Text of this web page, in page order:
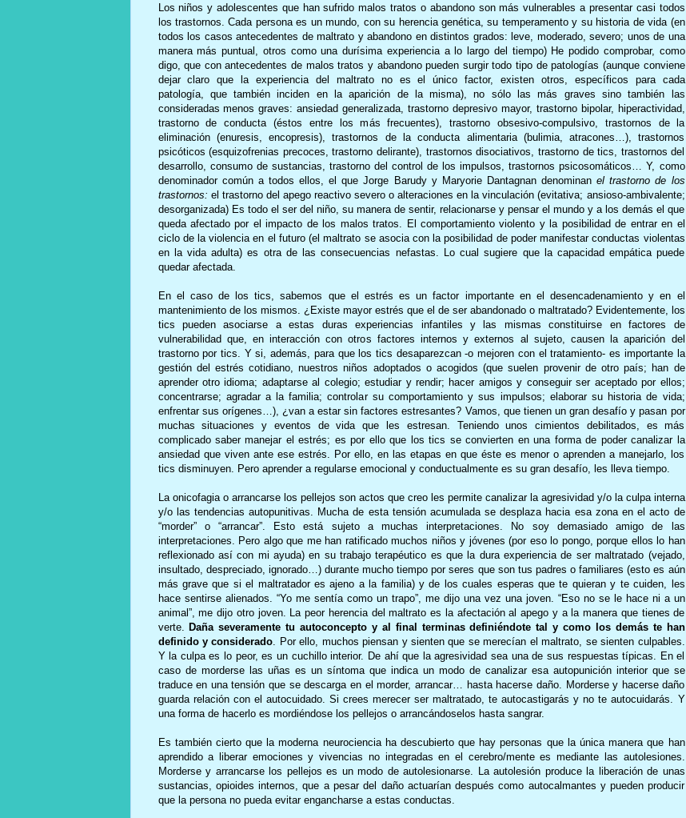
Los niños y adolescentes que han sufrido malos tratos o abandono son más vulnerables a presentar casi todos
los trastornos. Cada persona es un mundo, con su herencia genética, su temperamento y su historia de vida (en
todos los casos antecedentes de maltrato y abandono en distintos grados: leve, moderado, severo; unos de una
manera más puntual, otros como una durísima experiencia a lo largo del tiempo) He podido comprobar, como
digo, que con antecedentes de malos tratos y abandono pueden surgir todo tipo de patologías (aunque conviene
dejar claro que la experiencia del maltrato no es el único factor, existen otros, específicos para cada
patología, que también inciden en la aparición de la misma), no sólo las más graves sino también las
consideradas menos graves: ansiedad generalizada, trastorno depresivo mayor, trastorno bipolar, hiperactividad,
trastorno de conducta (éstos entre los más frecuentes), trastorno obsesivo-compulsivo, trastornos de la
eliminación (enuresis, encopresis), trastornos de la conducta alimentaria (bulimia, atracones…), trastornos
psicóticos (esquizofrenias precoces, trastorno delirante), trastornos disociativos, trastorno de tics, trastornos del
desarrollo, consumo de sustancias, trastorno del control de los impulsos, trastornos psicosomáticos… Y, como
denominador común a todos ellos, el que Jorge Barudy y Maryorie Dantagnan denominanel trastorno de los
trastornos: el trastorno del apego reactivo severo o alteraciones en la vinculación (evitativa; ansioso-ambivalente;
desorganizada) Es todo el ser del niño, su manera de sentir, relacionarse y pensar el mundo y a los demás el que
queda afectado por el impacto de los malos tratos. El comportamiento violento y la posibilidad de entrar en el
ciclo de la violencia en el futuro (el maltrato se asocia con la posibilidad de poder manifestar conductas violentas
en la vida adulta) es otra de las consecuencias nefastas. Lo cual sugiere que la capacidad empática puede
quedar afectada.
En el caso de los tics, sabemos que el estrés es un factor importante en el desencadenamiento y en el
mantenimiento de los mismos. ¿Existe mayor estrés que el de ser abandonado o maltratado? Evidentemente, los
tics pueden asociarse a estas duras experiencias infantiles y las mismas constituirse en factores de
vulnerabilidad que, en interacción con otros factores internos y externos al sujeto, causen la aparición del
trastorno por tics. Y si, además, para que los tics desaparezcan -o mejoren con el tratamiento- es importante la
gestión del estrés cotidiano, nuestros niños adoptados o acogidos (que suelen provenir de otro país; han de
aprender otro idioma; adaptarse al colegio; estudiar y rendir; hacer amigos y conseguir ser aceptado por ellos;
concentrarse; agradar a la familia; controlar su comportamiento y sus impulsos; elaborar su historia de vida;
enfrentar sus orígenes…), ¿van a estar sin factores estresantes? Vamos, que tienen un gran desafío y pasan por
muchas situaciones y eventos de vida que les estresan. Teniendo unos cimientos debilitados, es más
complicado saber manejar el estrés; es por ello que los tics se convierten en una forma de poder canalizar la
ansiedad que viven ante ese estrés. Por ello, en las etapas en que éste es menor o aprenden a manejarlo, los
tics disminuyen. Pero aprender a regularse emocional y conductualmente es su gran desafío, les lleva tiempo.
La onicofagia o arrancarse los pellejos son actos que creo les permite canalizar la agresividad y/o la culpa interna
y/o las tendencias autopunitivas. Mucha de esta tensión acumulada se desplaza hacia esa zona en el acto de
“morder” o “arrancar”. Esto está sujeto a muchas interpretaciones. No soy demasiado amigo de las
interpretaciones. Pero algo que me han ratificado muchos niños y jóvenes (por eso lo pongo, porque ellos lo han
reflexionado así con mi ayuda) en su trabajo terapéutico es que la dura experiencia de ser maltratado (vejado,
insultado, despreciado, ignorado…) durante mucho tiempo por seres que son tus padres o familiares (esto es aún
más grave que si el maltratador es ajeno a la familia) y de los cuales esperas que te quieran y te cuiden, les
hace sentirse alienados. “Yo me sentía como un trapo”, me dijo una vez una joven. “Eso no se le hace ni a un
animal”, me dijo otro joven. La peor herencia del maltrato es la afectación al apego y a la manera que tienes de
verte. Daña severamente tu autoconcepto y al final terminas definiéndote tal y como los demás te han
definido y considerado. Por ello, muchos piensan y sienten que se merecían el maltrato, se sienten culpables.
Y la culpa es lo peor, es un cuchillo interior. De ahí que la agresividad sea una de sus respuestas típicas. En el
caso de morderse las uñas es un síntoma que indica un modo de canalizar esa autopunición interior que se
traduce en una tensión que se descarga en el morder, arrancar… hasta hacerse daño. Morderse y hacerse daño
guarda relación con el autocuidado. Si crees merecer ser maltratado, te autocastigarás y no te autocuidarás. Y
una forma de hacerlo es mordiéndose los pellejos o arrancándoselos hasta sangrar.
Es también cierto que la moderna neurociencia ha descubierto que hay personas que la única manera que han
aprendido a liberar emociones y vivencias no integradas en el cerebro/mente es mediante las autolesiones.
Morderse y arrancarse los pellejos es un modo de autolesionarse. La autolesión produce la liberación de unas
sustancias, opioides internos, que a pesar del daño actuarían después como autocalmantes y pueden producir
que la persona no pueda evitar engancharse a estas conductas.